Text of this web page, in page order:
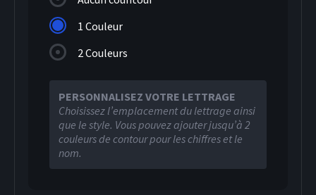
1 Couleur
2 Couleurs
PERSONNALISEZ VOTRE LETTRAGE
Choisissez l’emplacement du lettrage ainsi
que le style. Vous pouvez ajouter jusqu’à 2
couleurs de contour pour les chiffres et le
nom.